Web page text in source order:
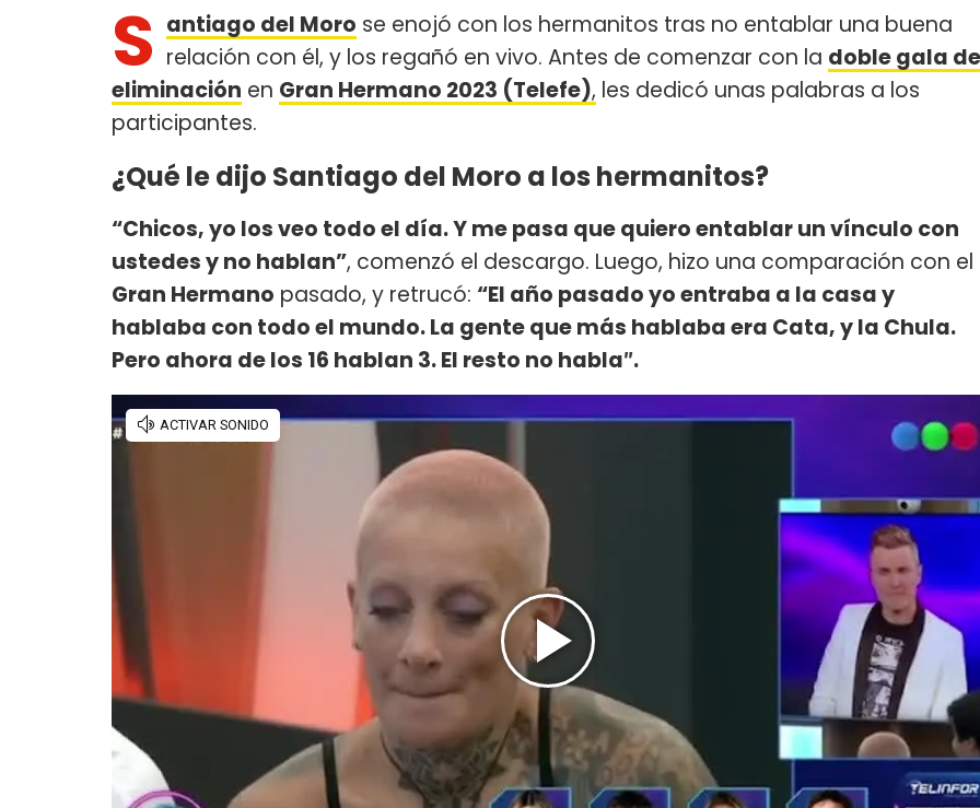
S antiago del Moro se enojó con los hermanitos tras no entablar una buena
relación con él, y los regañó en vivo. Antes de comenzar con la doble gala de
eliminación en Gran Hermano 2023 (Telefe), les dedicó unas palabras a los
participantes.
¿Qué le dijo Santiago del Moro a los hermanitos?
“Chicos, yo los veo todo el día. Y me pasa que quiero entablar un vínculo con
ustedes y no hablan”, comenzó el descargo. Luego, hizo una comparación con el
Gran Hermano pasado, y retrucó: “El año pasado yo entraba a la casa y
hablaba con todo el mundo. La gente que más hablaba era Cata, y la Chula.
Pero ahora de los 16 hablan 3. El resto no habla″.